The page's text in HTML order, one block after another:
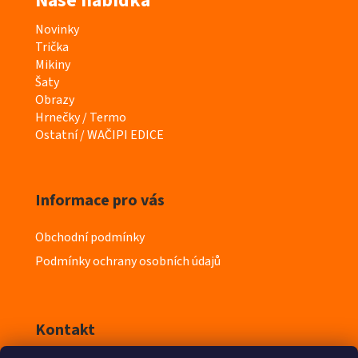
K
a
t
e
g
o
r
Novinky
Trička
Mikiny
Šaty
Obrazy
Hrnečky / Termo
Ostatní / WAČIPI EDICE
Informace pro vás
Obchodní podmínky
Podmínky ochrany osobních údajů
Kontakt